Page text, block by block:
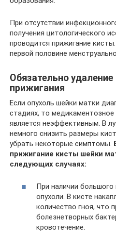
При отсутствии
получения цитологического
проводится прижигание
первой половине
Обязательно
прижигания
Если опухоль шейки матки
стадиях, то медикаментозное
является неэффективным. В
немного снизить размеры
убрать некоторые симптомы.
прижигание кисты шейки
следующих случаях:
При наличии
опухоли. В кисте
количество гноя, что
болезнетворных
кровотечение.